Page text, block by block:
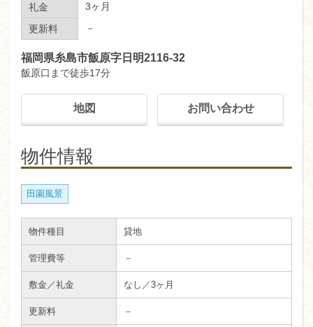
礼金
3ヶ月
更新料
－
福岡県糸島市飯原字日明2116-32
飯原口まで徒歩17分
地図 お問い合わせ
物件情報
田園風景
物件種目 貸地
管理費等 －
敷金／礼金 なし／3ヶ月
更新料 －